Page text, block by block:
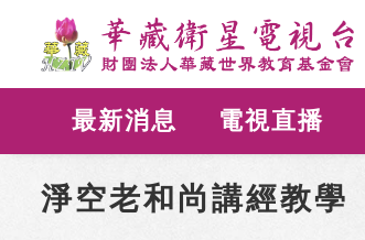
最新消息 電視直播
淨空老和尚講經教學